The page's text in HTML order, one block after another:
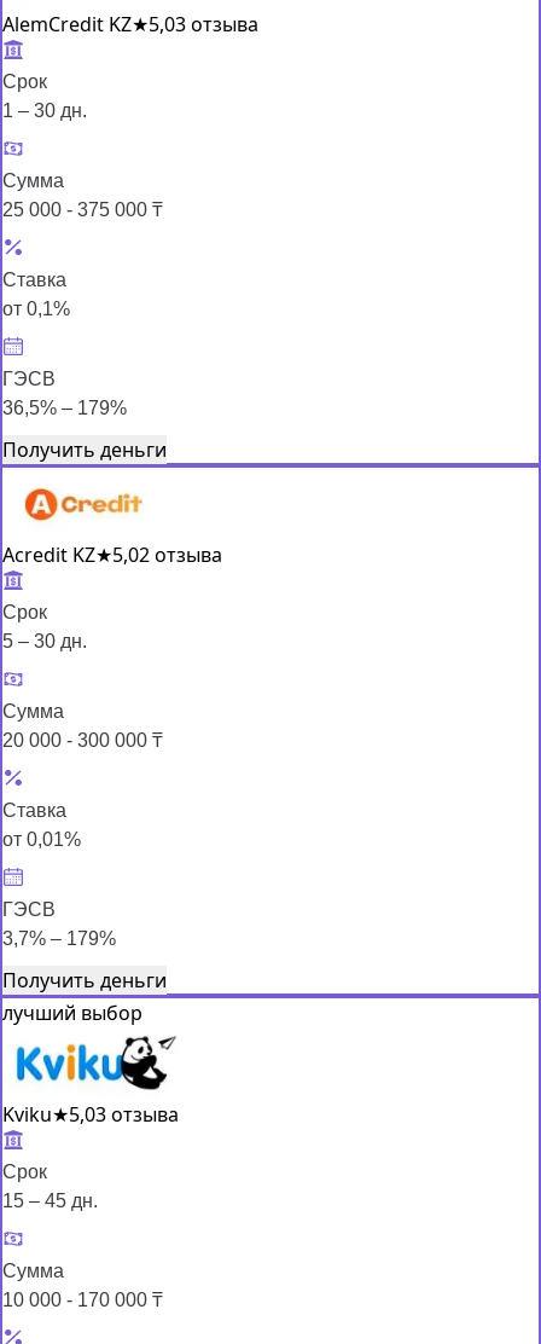
AlemCredit KZ★5,03 отзыва
Срок
1 – 30 дн.
Сумма
25 000 - 375 000 ₸
Ставка
от 0,1%
ГЭСВ
36,5% – 179%
Получить деньги
Acredit KZ★5,02 отзыва
Срок
5 – 30 дн.
Сумма
20 000 - 300 000 ₸
Ставка
от 0,01%
ГЭСВ
3,7% – 179%
Получить деньги
лучший выбор
Kviku★5,03 отзыва
Срок
15 – 45 дн.
Сумма
10 000 - 170 000 ₸